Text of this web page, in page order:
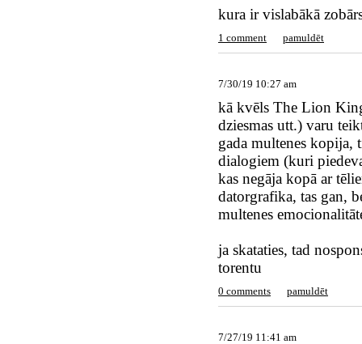
kura ir vislabākā
1 comment pamuldēt
7/30/19 10:27 am
kā kvēls The Lion
dziesmas utt.) varu
gada multenes kopija,
dialogiem (kuri
kas negāja kopā ar
datorgrafika, tas gan,
multenes
ja skataties, tad
torentu
0 comments pamuldēt
7/27/19 11:41 am